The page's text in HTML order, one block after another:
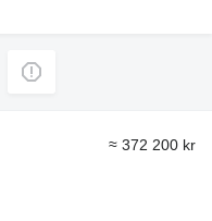
≈ 372 200 kr